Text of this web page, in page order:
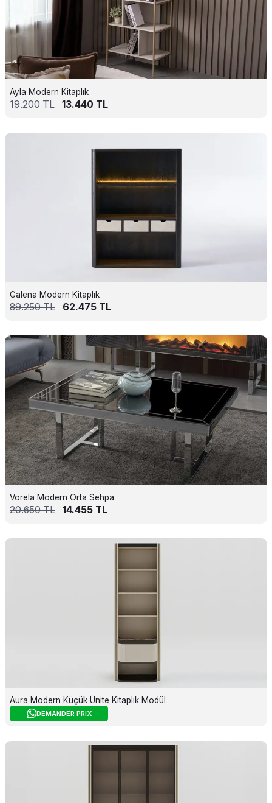
Ayla Modern Kitaplık
19.200TL 13.440 TL
Galena Modern Kitaplık
89.250TL 62.475 TL
Vorela Modern Orta Sehpa
20.650TL 14.455 TL
Aura Modern Küçük Ünite Kitaplık Modül
DEMANDER PRIX